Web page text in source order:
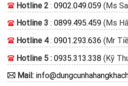
Hotline 2 : 0902.049.059 (Ms
Hotline 3 : 0899.495.459 (Ms
Hotline 4: 0901.293.636 (Mr
Hotline 5 : 0935.313.338 (Kỹ
Mail: